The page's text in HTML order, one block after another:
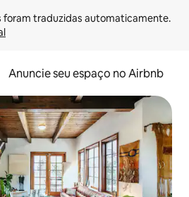
Anuncie seu espaço no Airbnb